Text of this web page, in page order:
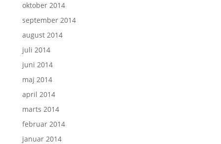
oktober 2014
september 2014
august 2014
juli 2014
juni 2014
maj 2014
april 2014
marts 2014
februar 2014
januar 2014